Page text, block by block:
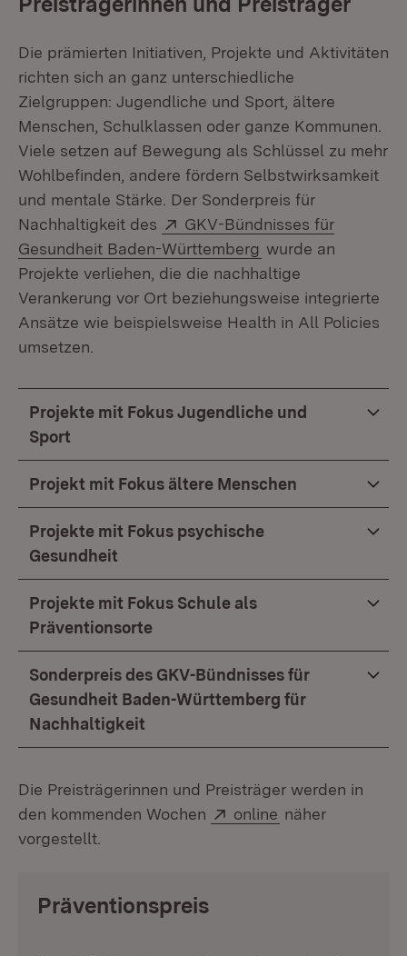
Die prämierten Initiativen, Projekte und Aktivitäten
richten sich an ganz unterschiedliche
Zielgruppen: Jugendliche und Sport, ältere
Menschen, Schulklassen oder ganze Kommunen.
Viele setzen auf Bewegung als Schlüssel zu mehr
Wohlbefinden, andere fördern Selbstwirksamkeit
und mentale Stärke. Der Sonderpreis für
Nachhaltigkeit des
Extern:
GKV-Bündnisses für
Gesundheit Baden-Württemberg (Öffnet in neuem
wurde an
Projekte verliehen, die die nachhaltige
Verankerung vor Ort beziehungsweise integrierte
Ansätze wie beispielsweise Health in All Policies
umsetzen.
Projekte mit Fokus Jugendliche und
Sport
Projekt mit Fokus ältere Menschen
Projekte mit Fokus psychische
Gesundheit
Projekte mit Fokus Schule als
Präventionsorte
Sonderpreis des GKV-Bündnisses für
Gesundheit Baden-Württemberg für
Nachhaltigkeit
Die Preisträgerinnen und Preisträger werden in
den kommenden Wochen
Extern:
online (Öffnet in
näher
vorgestellt.
Präventionspreis